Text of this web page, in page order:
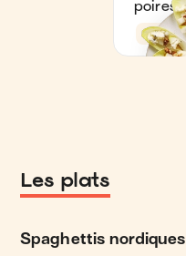
Les plats
Spaghettis nordiques